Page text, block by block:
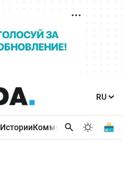
ИсторииКомментарииБизнес